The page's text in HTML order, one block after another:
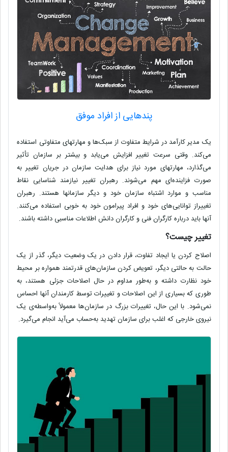
پندهایی از افراد موفق
یک مدیر کارآمد در شرایط متفاوت از سبک‌ها و مهارتهای متفاوتی استفاده
می‌کند. وقتی سرعت تغییر افزایش می‌یابد و بیشتر بر سازمان تأثیر
می‌گذارد، مهارتهای مورد نیاز برای هدایت سازمان در جریان تغییر به
صورت فزاینده‌ای مهم می‌شوند. رهبران تغییر نیازمند شناسایی نقاط
مناسب و موارد اشتباه سازمان خود و دیگر سازمانها هستند. رهبران
تغییراز توانایی‌های خود و افراد پیرامون خود به خوبی استفاده می‌کنند.
آنها باید درباره کارگران فنی و کارگران دانش اطلاعات مناسبی داشته باشند.
تغییر چیست؟
اصلاح کردن یا ایجاد تفاوت، قرار دادن در یک وضعیت دیگر، گذر از یک
حالت به حالتی دیگر، تعویض کردن سازمان­‌های قدرتمند همواره بر محیط
خود نظارت داشته و به‌طور مداوم در حال اصلاحات جزئی هستند، به­‌
طوری ­که بسیاری از این اصلاحات و تغییرات توسط کارمندان آن­ها احساس
نمی‌شود. با این‌ حال، تغییرات بزرگ در سازمان­‌ها معمولاً به‌واسطه‌ی یک
نیروی خارجی که اغلب برای سازمان تهدید به‌حساب می­‌آید انجام می‌­گیرد.